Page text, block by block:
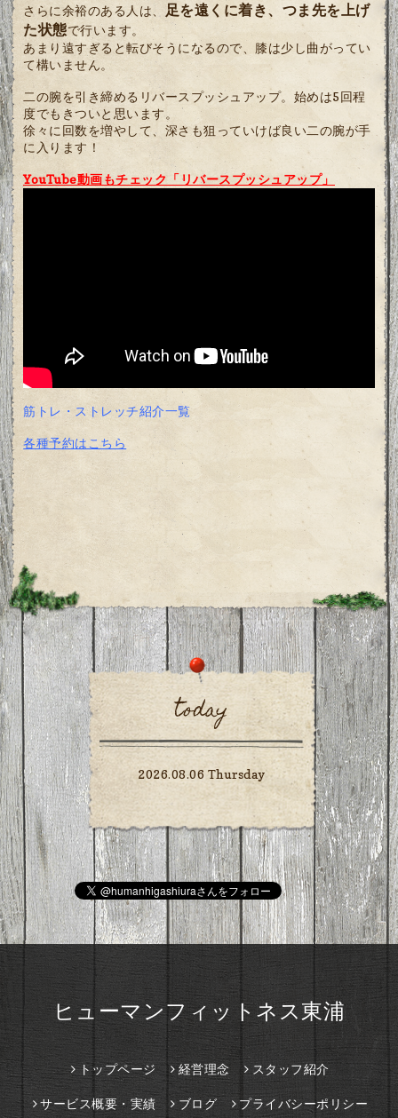
さらに余裕のある人は、 足を遠くに着き、つま先を上げ
た状態で行います。
あまり遠すぎると転びそうになるので、膝は少し曲がってい
て構いません。
二の腕を引き締めるリバースプッシュアップ。始めは5回程
度でもきついと思います。
徐々に回数を増やして、深さも狙っていけば良い二の腕が手
に入ります！
YouTube動画もチェック「リバースプッシュアップ」
筋トレ・ストレッチ紹介一覧
各種予約はこちら
today
2026.08.06 Thursday
ヒューマンフィットネス東浦
トップページ 経営理念 スタッフ紹介
サービス概要・実績 ブログ プライバシーポリシー